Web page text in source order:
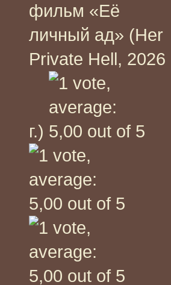
фильм «Её
личный ад» (Her
Private Hell, 2026
г.)